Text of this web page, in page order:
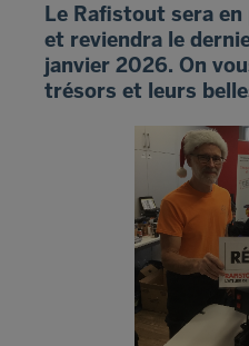
Le Rafistout sera en
et reviendra le
janvier 2026. On
trésors et leurs